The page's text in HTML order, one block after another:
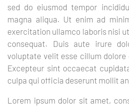
sed do eiusmod tempor
magna aliqua. Ut enim ad
exercitation ullamco laboris nisi
consequat. Duis aute irure
voluptate velit esse cillum
Excepteur sint occaecat
culpa qui officia deserunt mollit
Lorem ipsum dolor sit amet,